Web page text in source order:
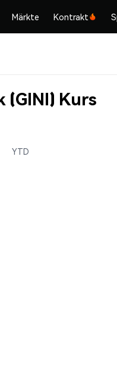
Märkte Kontrakt
(GINI) Kurs
YTD